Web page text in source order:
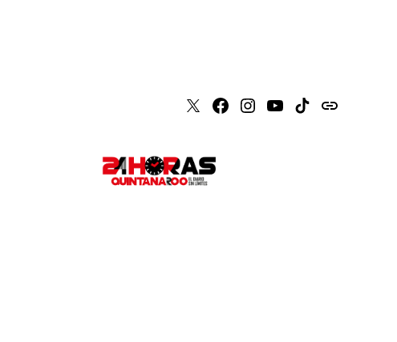
X Faceboook
Instagram
Youtube
Tiktokissuu